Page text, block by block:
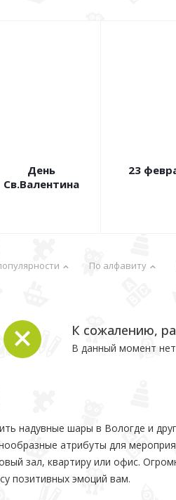
День
Св.Валентина
23
По алфавиту
К сожалению,
В данный момент
надувные шары в Вологде и
атрибуты для
зал, квартиру или офис.
позитивных эмоций вам.